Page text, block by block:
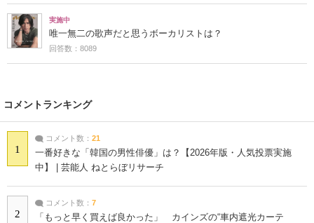
実施中
唯一無二の歌声だと思うボーカリストは？
回答数：8089
コメントランキング
1
コメント数： 21
一番好きな「韓国の男性俳優」は？【2026年版・人気投票実施
中】 | 芸能人 ねとらぼリサーチ
2
コメント数： 7
「もっと早く買えば良かった」 カインズの“車内遮光カーテ